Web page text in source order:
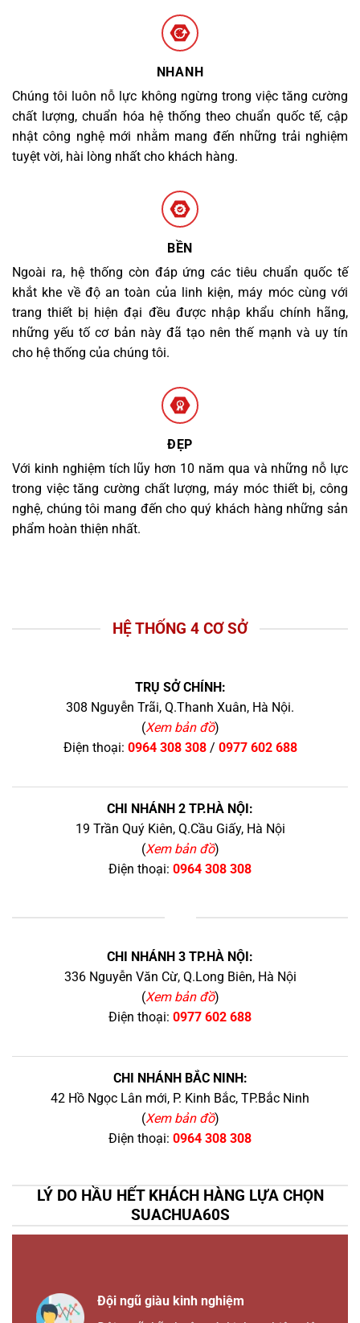
NHANH
Chúng tôi luôn nỗ lực không ngừng trong việc tăng cường
chất lượng, chuẩn hóa hệ thống theo chuẩn quốc tế, cập
nhật công nghệ mới nhằm mang đến những trải nghiệm
tuyệt vời, hài lòng nhất cho khách hàng.
BỀN
Ngoài ra, hệ thống còn đáp ứng các tiêu chuẩn quốc tế
khắt khe về độ an toàn của linh kiện, máy móc cùng với
trang thiết bị hiện đại đều được nhập khẩu chính hãng,
những yếu tố cơ bản này đã tạo nên thế mạnh và uy tín
cho hệ thống của chúng tôi.
ĐẸP
Với kinh nghiệm tích lũy hơn 10 năm qua và những nỗ lực
trong việc tăng cường chất lượng, máy móc thiết bị, công
nghệ, chúng tôi mang đến cho quý khách hàng những sản
phẩm hoàn thiện nhất.
HỆ THỐNG 4 CƠ SỞ
TRỤ SỞ CHÍNH:
308 Nguyễn Trãi, Q.Thanh Xuân, Hà Nội.
(Xem bản đồ)
Điện thoại: 0964 308 308/ 0977 602 688
CHI NHÁNH 2 TP.HÀ NỘI:
19 Trần Quý Kiên, Q.Cầu Giấy, Hà Nội
(Xem bản đồ)
Điện thoại: 0964 308 308
CHI NHÁNH 3 TP.HÀ NỘI:
336 Nguyễn Văn Cừ, Q.Long Biên, Hà Nội
(Xem bản đồ)
Điện thoại: 0977 602 688
CHI NHÁNH BẮC NINH:
42 Hồ Ngọc Lân mới, P. Kinh Bắc, TP.Bắc Ninh
(Xem bản đồ)
Điện thoại: 0964 308 308
LÝ DO HẦU HẾT KHÁCH HÀNG LỰA CHỌN
SUACHUA60S
Đội ngũ giàu kinh nghiệm